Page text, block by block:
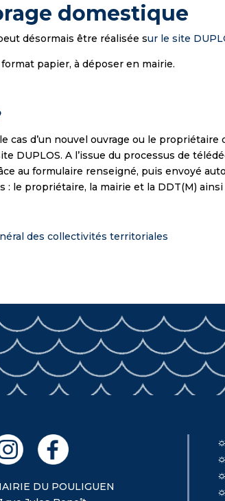
domestique
désormais être réalisée sur le site
papier, à déposer en mairie.
cas d’un nouvel ouvrage ou le propriétaire
DUPLOS. A l’issue du processus de
au formulaire renseigné, puis envoyé
propriétaire, la mairie et la DDT(M) ainsi
des collectivités territoriales
DU POULIGUEN